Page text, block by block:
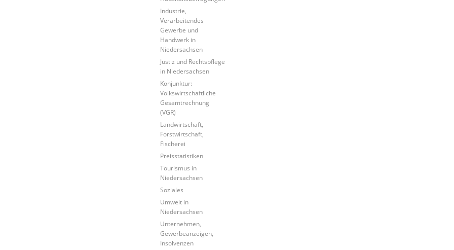
Industrie,
Verarbeitendes
Gewerbe und
Handwerk in
Niedersachsen
Justiz und Rechtspflege
in Niedersachsen
Konjunktur:
Volkswirtschaftliche
Gesamtrechnung
(VGR)
Landwirtschaft,
Forstwirtschaft,
Fischerei
Preisstatistiken
Tourismus in
Niedersachsen
Soziales
Umwelt in
Niedersachsen
Unternehmen,
Gewerbeanzeigen,
Insolvenzen